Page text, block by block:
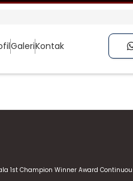
GaleriKontak
1st Champion Winner Award